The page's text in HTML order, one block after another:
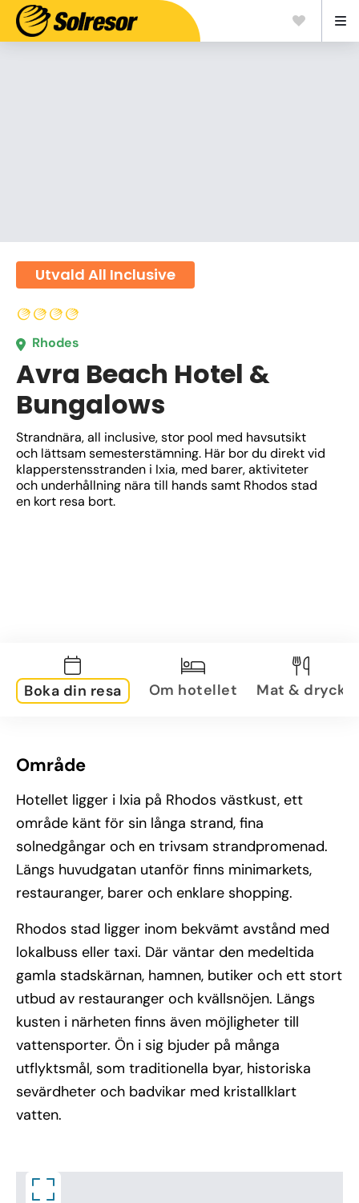
Utvald All Inclusive
Rhodes
Avra Beach Hotel &
Bungalows
Strandnära, all inclusive, stor pool med havsutsikt
och lättsam semesterstämning. Här bor du direkt vid
klapperstensstranden i Ixia, med barer, aktiviteter
och underhållning nära till hands samt Rhodos stad
en kort resa bort.
Boka din resa Om hotellet Mat & dryck
Område
Hotellet ligger i Ixia på Rhodos västkust, ett
område känt för sin långa strand, fina
solnedgångar och en trivsam strandpromenad.
Längs huvudgatan utanför finns minimarkets,
restauranger, barer och enklare shopping.
Rhodos stad ligger inom bekvämt avstånd med
lokalbuss eller taxi. Där väntar den medeltida
gamla stadskärnan, hamnen, butiker och ett stort
utbud av restauranger och kvällsnöjen. Längs
kusten i närheten finns även möjligheter till
vattensporter. Ön i sig bjuder på många
utflyktsmål, som traditionella byar, historiska
sevärdheter och badvikar med kristallklart
vatten.